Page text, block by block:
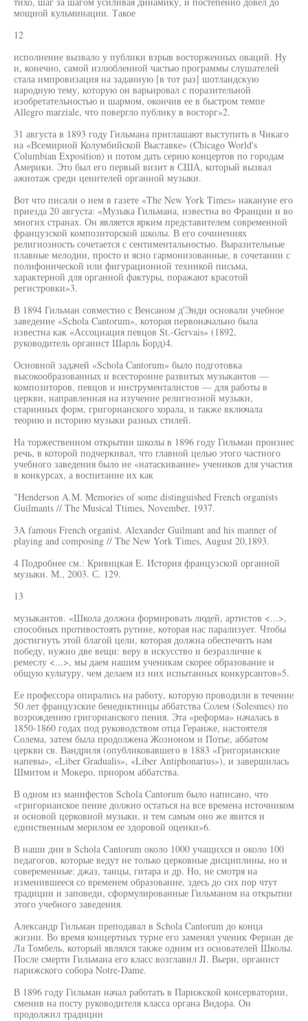
мощной кульминации. Такое
12
исполнение вызвало у публики взрыв восторженных оваций. Ну
и, конечно, самой излюбленной частью программы слушателей
стала импровизация на заданную [в тот раз] шотландскую
народную тему, которую он варьировал с поразительной
изобретательностью и шармом, окончив ее в быстром темпе
Allegro marziale, что повергло публику в восторг»2.
31 августа в 1893 году Гильмана приглашают выступить в Чикаго
на «Всемирной Колумбийской Выставке» (Chicago World's
Columbian Exposition) и потом дать серию концертов по городам
Америки. Это был его первый визит в США, который вызвал
ажиотаж среди ценителей органной музыки.
Вот что писали о нем в газете «The New York Times» накануне его
приезда 20 августа: «Музыка Гильмана, известна во Франции и во
многих странах. Он является ярким представителем современной
французской композиторской школы. В его сочинениях
религиозность сочетается с сентиментальностью. Выразительные
плавные мелодии, просто и ясно гармонизованные, в сочетании с
полифонической или фигурационной техникой письма,
характерной для органной фактуры, поражают красотой
регистровки»3.
В 1894 Гильман совместно с Венсаном д'Энди основали учебное
заведение «Schola Cantorum», которая первоначально была
известна как «Ассоциация певцов St.-Gervais» (1892,
руководитель органист Шарль Борд)4.
Основной задачей «Schola Cantorum» было подготовка
высокообразованных и всесторонне развитых музыкантов —
композиторов, певцов и инструменталистов — для работы в
церкви, направленная на изучение религиозной музыки,
старинных форм, григорианского хорала, и также включала
теорию и историю музыки разных стилей.
На торжественном открытии школы в 1896 году Гильман произнес
речь, в которой подчеркивал, что главной целью этого частного
учебного заведения было не «натаскивание» учеников для участия
в конкурсах, а воспитание их как
"Henderson A.M. Memories of some distinguished French organists
Guilmants // The Musical Ttimes, November, 1937.
3A famous French organist. Alexander Guilmant and his manner of
playing and composing // The New York Times, August 20,1893.
4 Подробнее см.: Кривицкая E. История французской органной
музыки. М., 2003. С. 129.
13
музыкантов. «Школа должна формировать людей, артистов <...>,
способных противостоять рутине, которая нас парализует. Чтобы
достигнуть этой благой цели, которая должна обеспечить нам
победу, нужно две вещи: веру в искусство и безразличие к
ремеслу <...>, мы даем нашим ученикам скорее образование и
общую культуру, чем делаем из них испытанных конкурсантов»5.
Ее профессора опирались на работу, которую проводили в течение
50 лет французские бенедиктинцы аббатства Солем (Solesmes) по
возрождению григорианского пения. Эта «реформа» началась в
1850-1860 годах под руководством отца Геранже, настоятеля
Солема, затем была продолжена Жозионом и Потье, аббатом
церкви св. Вандриля (опубликовавшего в 1883 «Григорианские
напевы», «Liber Gradualis», «Liber Antiphonarius»), и завершилась
Шмитом и Мокеро, приором аббатства.
В одном из манифестов Schola Cantorum было написано, что
«григорианское пение должно остаться на все времена источником
и основой церковной музыки, и тем самым оно же явится и
единственным мерилом ее здоровой оценки»6.
В наши дни в Schola Cantorum около 1000 учащихся и около 100
педагогов, которые ведут не только церковные дисциплины, но и
совеременные: джаз, танцы, гитара и др. Но, не смотря на
изменившееся со временем образование, здесь до сих пор чтут
традиции и заповеди, сформулированные Гильманом на открытии
этого учебного заведения.
Александр Гильман преподавал в Schola Cantorum до конца
жизни. Во время концертных турне его заменял ученик Фернан де
Ла Томбель, который являлся также одним из основателей Школы.
После смерти Гильмана его класс возглавил JI. Вьерн, органист
парижского собора Notre-Dame.
В 1896 году Гильман начал работать в Парижской консерватории,
сменив на посту руководителя класса органа Видора. Он
продолжил традиции